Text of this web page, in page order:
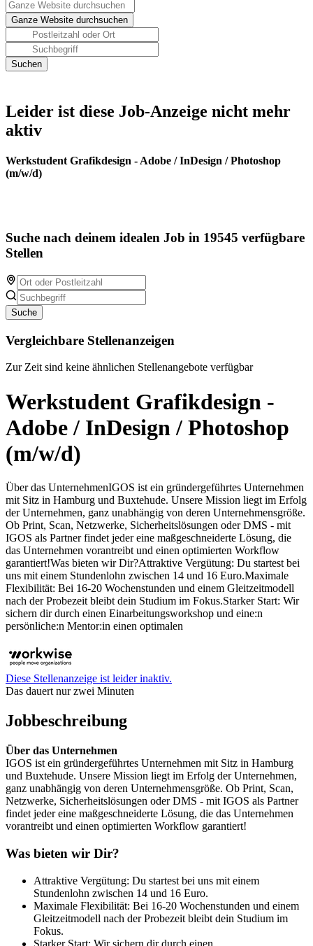
Leider ist diese Job-Anzeige nicht mehr
aktiv
Werkstudent Grafikdesign - Adobe / InDesign / Photoshop
(m/w/d)
Suche nach deinem idealen Job in 19545 verfügbare
Stellen
Suche
Vergleichbare Stellenanzeigen
Zur Zeit sind keine ähnlichen Stellenangebote verfügbar
Werkstudent Grafikdesign -
Adobe / InDesign / Photoshop
(m/w/d)
Über das UnternehmenIGOS ist ein gründergeführtes Unternehmen
mit Sitz in Hamburg und Buxtehude. Unsere Mission liegt im Erfolg
der Unternehmen, ganz unabhängig von deren Unternehmensgröße.
Ob Print, Scan, Netzwerke, Sicherheitslösungen oder DMS - mit
IGOS als Partner findet jeder eine maßgeschneiderte Lösung, die
das Unternehmen vorantreibt und einen optimierten Workflow
garantiert!Was bieten wir Dir?Attraktive Vergütung: Du startest bei
uns mit einem Stundenlohn zwischen 14 und 16 Euro.Maximale
Flexibilität: Bei 16-20 Wochenstunden und einem Gleitzeitmodell
nach der Probezeit bleibt dein Studium im Fokus.Starker Start: Wir
sichern dir durch einen Einarbeitungsworkshop und eine:n
persönliche:n Mentor:in einen optimalen
Diese Stellenanzeige ist leider inaktiv.
Das dauert nur zwei Minuten
Jobbeschreibung
Über das Unternehmen
IGOS ist ein gründergeführtes Unternehmen mit Sitz in Hamburg
und Buxtehude. Unsere Mission liegt im Erfolg der Unternehmen,
ganz unabhängig von deren Unternehmensgröße. Ob Print, Scan,
Netzwerke, Sicherheitslösungen oder DMS - mit IGOS als Partner
findet jeder eine maßgeschneiderte Lösung, die das Unternehmen
vorantreibt und einen optimierten Workflow garantiert!
Was bieten wir Dir?
Attraktive Vergütung: Du startest bei uns mit einem
Stundenlohn zwischen 14 und 16 Euro.
Maximale Flexibilität: Bei 16-20 Wochenstunden und einem
Gleitzeitmodell nach der Probezeit bleibt dein Studium im
Fokus.
Starker Start: Wir sichern dir durch einen